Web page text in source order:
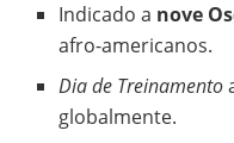
Indicado a nove
afro-americanos.
Dia de Treinamento
globalmente.